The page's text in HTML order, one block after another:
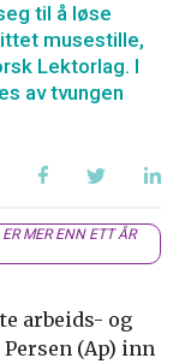
til å løse
musestille,
Lektorlag. I
av tvungen
MER ENN ETT ÅR
arbeids- og
(Ap) inn